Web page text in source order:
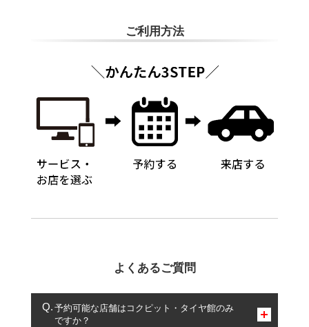
ご利用方法
よくあるご質問
予約可能な店舗はコクピット・タイヤ館のみ
ですか？